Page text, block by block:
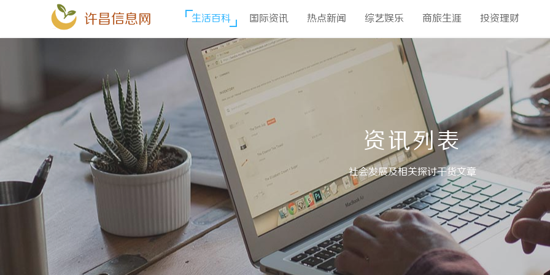
许昌信息网 生活百科 国际资讯 热点新闻 综艺娱乐 商旅生涯 投资理财
资讯列表
社会发展及相关探讨干货文章